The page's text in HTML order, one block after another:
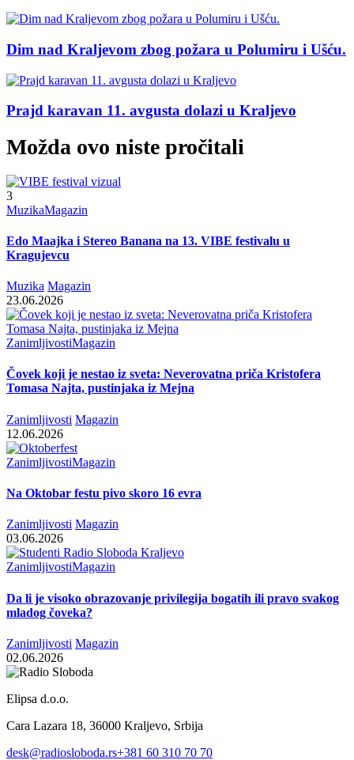
Dim nad Kraljevom zbog požara u Polumiru i Ušću.
Prajd karavan 11. avgusta dolazi u Kraljevo
Možda ovo niste pročitali
3
MuzikaMagazin
Edo Maajka i Stereo Banana na 13. VIBE festivalu u
Kragujevcu
Muzika Magazin
23.06.2026
ZanimljivostiMagazin
Čovek koji je nestao iz sveta: Neverovatna priča Kristofera
Tomasa Najta, pustinjaka iz Mejna
Zanimljivosti Magazin
12.06.2026
ZanimljivostiMagazin
Na Oktobar festu pivo skoro 16 evra
Zanimljivosti Magazin
03.06.2026
ZanimljivostiMagazin
Da li je visoko obrazovanje privilegija bogatih ili pravo svakog
mladog čoveka?
Zanimljivosti Magazin
02.06.2026
Elipsa d.o.o.
Cara Lazara 18, 36000 Kraljevo, Srbija
desk@radiosloboda.rs+381 60 310 70 70